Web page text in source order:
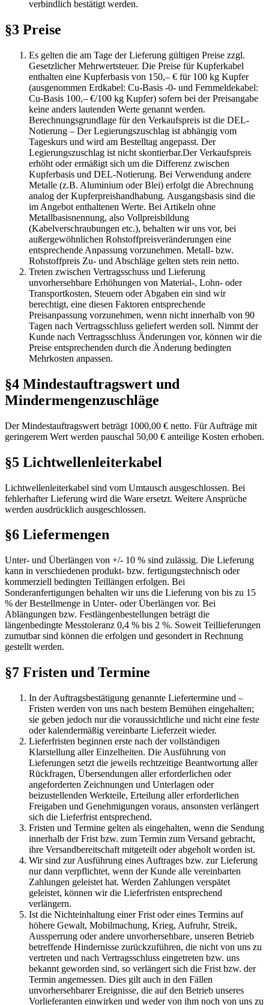
verbindlich bestätigt werden.
§3 Preise
Es gelten die am Tage der Lieferung gültigen Preise zzgl.
Gesetzlicher Mehrwertsteuer. Die Preise für Kupferkabel
enthalten eine Kupferbasis von 150,– € für 100 kg Kupfer
(ausgenommen Erdkabel: Cu-Basis -0- und Fernmeldekabel:
Cu-Basis 100,– €/100 kg Kupfer) sofern bei der Preisangabe
keine anders lautenden Werte genannt werden.
Berechnungsgrundlage für den Verkaufspreis ist die DEL-
Notierung – Der Legierungszuschlag ist abhängig vom
Tageskurs und wird am Bestelltag angepasst. Der
Legierungszuschlag ist nicht skontierbar.Der Verkaufspreis
erhöht oder ermäßigt sich um die Differenz zwischen
Kupferbasis und DEL-Notierung. Bei Verwendung andere
Metalle (z.B. Aluminium oder Blei) erfolgt die Abrechnung
analog der Kupferpreishandhabung. Ausgangsbasis sind die
im Angebot enthaltenen Werte. Bei Artikeln ohne
Metallbasisnennung, also Vollpreisbildung
(Kabelverschraubungen etc.), behalten wir uns vor, bei
außergewöhnlichen Rohstoffpreisveränderungen eine
entsprechende Anpassung vorzunehmen. Metall- bzw.
Rohstoffpreis Zu- und Abschläge gelten stets rein netto.
Treten zwischen Vertragsschuss und Lieferung
unvorhersehbare Erhöhungen von Material-, Lohn- oder
Transportkosten, Steuern oder Abgaben ein sind wir
berechtigt, eine diesen Faktoren entsprechende
Preisanpassung vorzunehmen, wenn nicht innerhalb von 90
Tagen nach Vertragsschluss geliefert werden soll. Nimmt der
Kunde nach Vertragsschluss Änderungen vor, können wir die
Preise entsprechenden durch die Änderung bedingten
Mehrkosten anpassen.
§4 Mindestauftragswert und
Mindermengenzuschläge
Der Mindestauftragswert beträgt 1000,00 € netto. Für Aufträge mit
geringerem Wert werden pauschal 50,00 € anteilige Kosten erhoben.
§5 Lichtwellenleiterkabel
Lichtwellenleiterkabel sind vom Umtausch ausgeschlossen. Bei
fehlerhafter Lieferung wird die Ware ersetzt. Weitere Ansprüche
werden ausdrücklich ausgeschlossen.
§6 Liefermengen
Unter- und Überlängen von +/- 10 % sind zulässig. Die Lieferung
kann in verschiedenen produkt- bzw. fertigungstechnisch oder
kommerziell bedingten Teillängen erfolgen. Bei
Sonderanfertigungen behalten wir uns die Lieferung von bis zu 15
% der Bestellmenge in Unter- oder Überlängen vor. Bei
Ablängungen bzw. Festlängenbestellungen beträgt die
längenbedingte Messtoleranz 0,4 % bis 2 %. Soweit Teillieferungen
zumutbar sind können die erfolgen und gesondert in Rechnung
gestellt werden.
§7 Fristen und Termine
In der Auftragsbestätigung genannte Liefertermine und –
Fristen werden von uns nach bestem Bemühen eingehalten;
sie geben jedoch nur die voraussichtliche und nicht eine feste
oder kalendermäßig vereinbarte Lieferzeit wieder.
Lieferfristen beginnen erste nach der vollständigen
Klarstellung aller Einzelheiten. Die Ausführung von
Lieferungen setzt die jeweils rechtzeitige Beantwortung aller
Rückfragen, Übersendungen aller erforderlichen oder
angeforderten Zeichnungen und Unterlagen oder
beizustellenden Werkteile, Erteilung aller erforderlichen
Freigaben und Genehmigungen voraus, ansonsten verlängert
sich die Lieferfrist entsprechend.
Fristen und Termine gelten als eingehalten, wenn die Sendung
innerhalb der Frist bzw. zum Termin zum Versand gebracht,
ihre Versandbereitschaft mitgeteilt oder abgeholt worden ist.
Wir sind zur Ausführung eines Auftrages bzw. zur Lieferung
nur dann verpflichtet, wenn der Kunde alle vereinbarten
Zahlungen geleistet hat. Werden Zahlungen verspätet
geleistet, können wir die Lieferfristen entsprechend
verlängern.
Ist die Nichteinhaltung einer Frist oder eines Termins auf
höhere Gewalt, Mobilmachung, Krieg, Aufruhr, Streik,
Aussperrung oder andere unvorhersehbare, unseren Betrieb
betreffende Hindernisse zurückzuführen, die nicht von uns zu
vertreten und nach Vertragsschluss eingetreten bzw. uns
bekannt geworden sind, so verlängert sich die Frist bzw. der
Termin angemessen. Dies gilt auch in den Fällen
unvorhersehbarer Ereignisse, die auf den Betrieb unseres
Vorlieferanten einwirken und weder von ihm noch von uns zu